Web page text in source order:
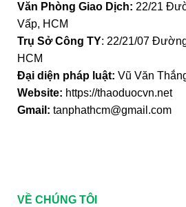
Văn Phòng Giao Dịch: 22/21
Vấp, HCM
Trụ Sở Công TY: 22/21/07
HCM
Đại diện pháp luật: Vũ Văn
Website: https://thaoduocvn.net
Gmail: tanphathcm@gmail.com
VỀ CHÚNG TÔI